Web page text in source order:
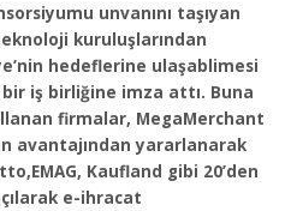
unvanını taşıyan
kuruluşlarından
hedeflerine ulaşablimesi
iş birliğine imza attı. Buna
firmalar, MegaMerchant
avantajından yararlanarak
Kaufland gibi 20’den
e-ihracat